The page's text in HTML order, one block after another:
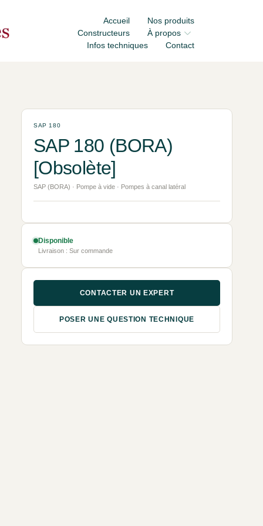
Accueil
Nos produits
Constructeurs
À propos
Infos techniques
Contact
SAP 180
SAP 180 (BORA)
[Obsolète]
SAP (BORA) · Pompe à vide · Pompes à canal latéral
Disponible
Livraison : Sur commande
CONTACTER UN EXPERT
POSER UNE QUESTION TECHNIQUE